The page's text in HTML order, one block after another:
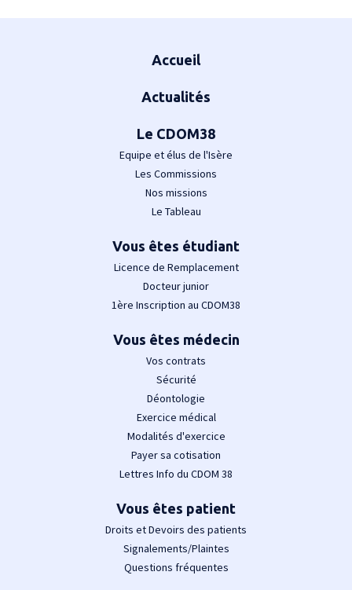
Accueil
Actualités
Le CDOM38
Equipe et élus de l'Isère
Les Commissions
Nos missions
Le Tableau
Vous êtes étudiant
Licence de Remplacement
Docteur junior
1ère Inscription au CDOM38
Vous êtes médecin
Vos contrats
Sécurité
Déontologie
Exercice médical
Modalités d'exercice
Payer sa cotisation
Lettres Info du CDOM 38
Vous êtes patient
Droits et Devoirs des patients
Signalements/Plaintes
Questions fréquentes